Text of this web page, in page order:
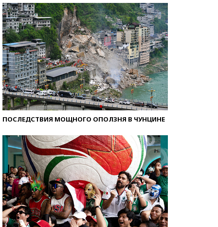
ПОСЛЕДСТВИЯ МОЩНОГО ОПОЛЗНЯ В ЧУНЦИНЕ